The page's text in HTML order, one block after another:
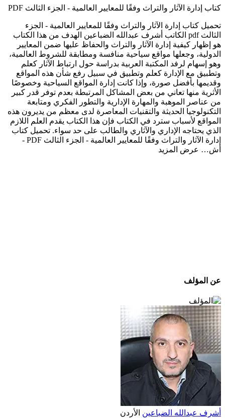
كتاب إدارة الآثار والتراث وفقًا للمعايير العالمية - الجزء الثالث PDF
تحميل كتاب إدارة الآثار والتراث وفقًا للمعايير العالمية - الجزء
الثالث pdf الكاتب أشرف عبدالله الضباعين الهدف من هذا الكتاب
هو إظهار كيفية إدارة الآثار والتراث والحفاظ عليها ضمن المعايير
الدولية، وجعلها مواقع سياحية منافسة ومطابقة للشروط العالمية،
وهو إسهام لرفد المكتبة العربية بدراسة حول ارتباط الآثار كعلم
وتطبيق مع الإدارة كعلم وتطبيق في سبيل رفع شأن هذه المواقع
وقديمها بأفضل صورة، وإذا كانت إدارة المواقع السياحية وخصوصًا
الأثرية منها تعاني من بعض المشاكل المرتبطة بعدم توفر قدر كبير
من عناصر الموهبة والمهارة الإدارية والتطور الفكري ومتابعة
التكنولوجيا الحديثة والتقنيات المعاصرة لدى معظم من يديرون هذه
المواقع لأسباب سترد في الكتاب فإن هذا الكتاب يقدم العلم اللازم
الذي يحتاجه الإداري والآثاري والطالب على حد سواء. تحميل كتاب
إدارة الآثار والتراث وفقًا للمعايير العالمية - الجزء الثالث PDF -
أش… عرض المزيد
عن المؤلف
أشرف عبدالله الضباعين الأردن